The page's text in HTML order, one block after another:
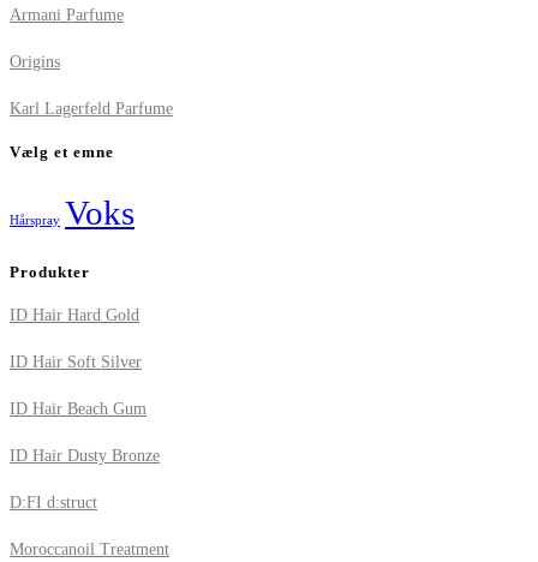
Armani Parfume
Origins
Karl Lagerfeld Parfume
Vælg et emne
Hårspray Voks
Produkter
ID Hair Hard Gold
ID Hair Soft Silver
ID Hair Beach Gum
ID Hair Dusty Bronze
D:FI d:struct
Moroccanoil Treatment